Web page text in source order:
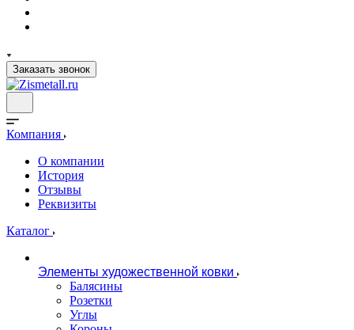
Заказать звонок
Компания
О компании
История
Отзывы
Реквизиты
Каталог
Элементы художественной ковки
Балясины
Розетки
Углы